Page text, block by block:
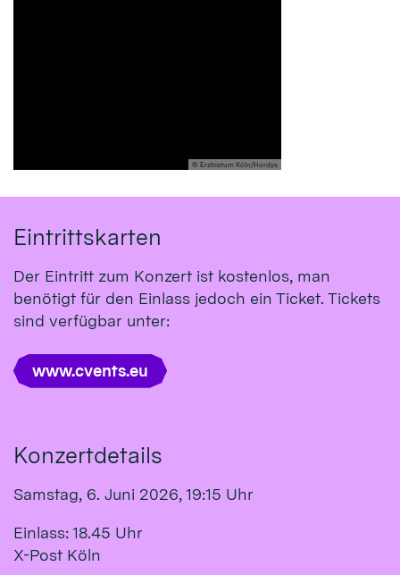
© Erzbistum Köln/Hordys
Eintrittskarten
Der Eintritt zum Konzert ist kostenlos, man
benötigt für den Einlass jedoch ein Ticket. Tickets
sind verfügbar unter:
www.cvents.eu
Konzertdetails
Samstag, 6. Juni 2026, 19:15 Uhr
Einlass: 18.45 Uhr
X-Post Köln